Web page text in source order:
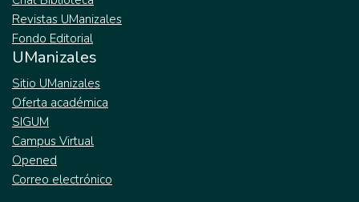
Revistas UManizales
Fondo Editorial
UManizales
Sitio UManizales
Oferta académica
SIGUM
Campus Virtual
Opened
Correo electrónico